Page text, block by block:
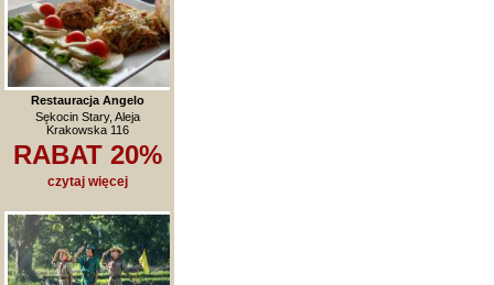
Restauracja Angelo
Sękocin Stary, Aleja
Krakowska 116
RABAT 20%
czytaj więcej